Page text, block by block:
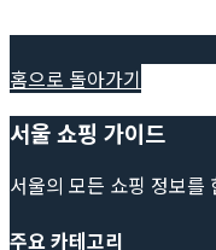
홈으로 돌아가기
서울 쇼핑 가이드
서울의 모든 쇼핑 정보를
주요 카테고리